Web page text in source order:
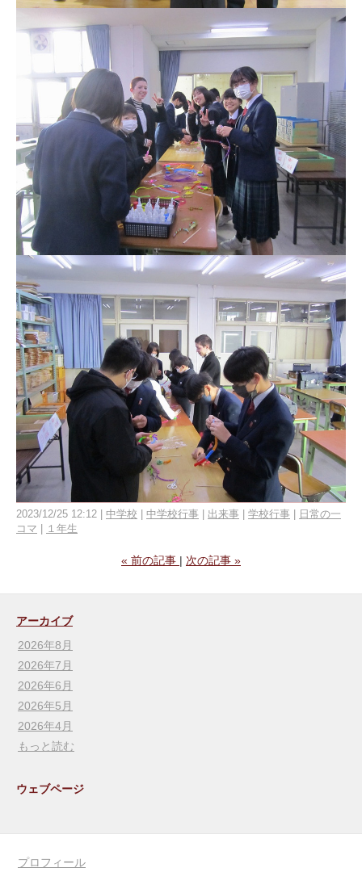
2023/12/25 12:12 中学校 中学校行事 出来事 学校行事
日常の一
コマ
１年生
« 前の記事 次の記事 »
アーカイブ
2026年8月
2026年7月
2026年6月
2026年5月
2026年4月
もっと読む
ウェブページ
プロフィール